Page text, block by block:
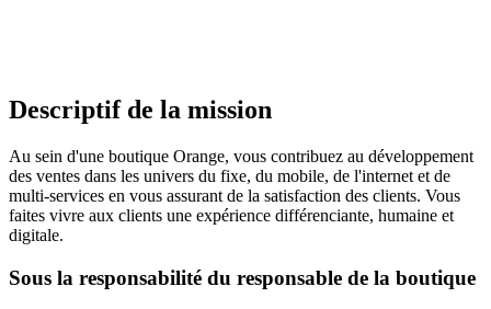
Descriptif de la mission
Au sein d'une boutique Orange, vous contribuez au développement
des ventes dans les univers du fixe, du mobile, de l'internet et de
multi-services en vous assurant de la satisfaction des clients. Vous
faites vivre aux clients une expérience différenciante, humaine et
digitale.
Sous la responsabilité du responsable de la boutique